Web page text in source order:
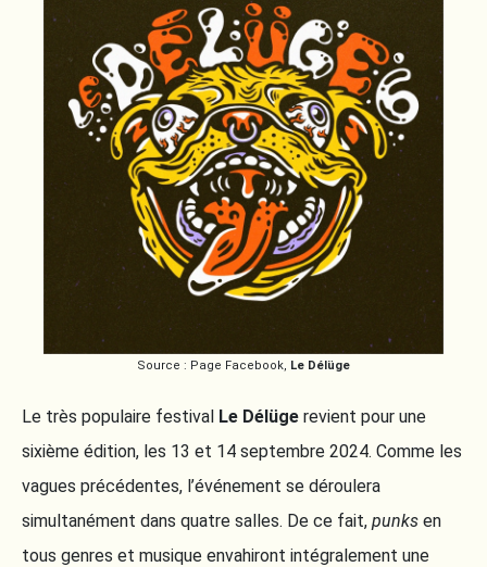
Source : Page Facebook, Le Délüge
Le très populaire festival Le Délüge revient pour une
sixième édition, les 13 et 14 septembre 2024. Comme les
vagues précédentes, l’événement se déroulera
simultanément dans quatre salles. De ce fait, punks en
tous genres et musique envahiront intégralement une